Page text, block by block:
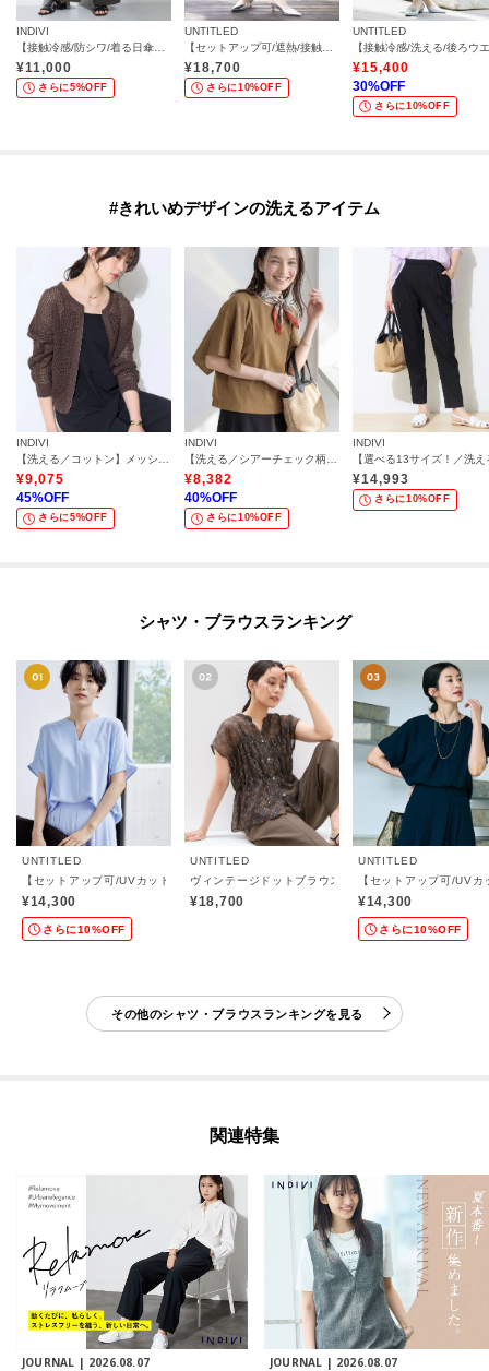
INDIVI
¥11,000
さらに5%OFF
UNTITLED
¥18,700
さらに10%OFF
UNTITLED
¥15,400
30%OFF
さらに10%OFF
#きれいめデザインの洗えるアイテム
INDIVI
【洗える／コットン】メッシュジップニットカーディガン
¥9,075
45%OFF
さらに5%OFF
INDIVI
【洗える／シアーチェック柄】異素材コンビスリーブトップス
¥8,382
40%OFF
さらに10%OFF
INDIVI
¥14,993
さらに10%OFF
シャツ・ブラウスランキング
UNTITLED
【セットアップ可/UVカット/接触冷感/UVカット】リラクシーキーVネックブラウス
¥14,300
さらに10%OFF
UNTITLED
ヴィンテージドットブラウス
¥18,700
UNTITLED
【セットアップ可/UV
¥14,300
さらに10%OFF
その他のシャツ・ブラウスランキングを見る
関連特集
JOURNAL | 2026.08.07 JOURNAL | 2026.08.07